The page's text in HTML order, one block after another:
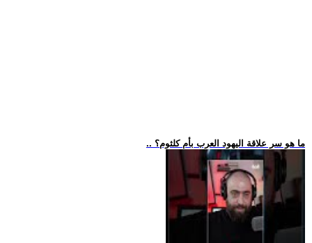
.. ما هو سر علاقة اليهود العرب بأم كلثوم؟